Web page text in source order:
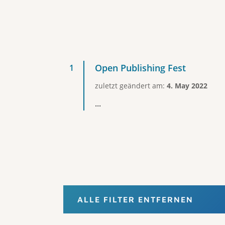
Open Publishing Fest
zuletzt geändert am: 4. May 2022
...
ALLE FILTER ENTFERNEN